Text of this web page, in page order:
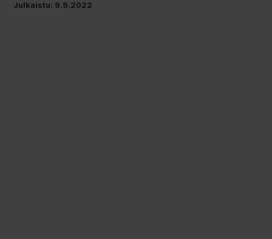
Julkaistu: 9.9.2022